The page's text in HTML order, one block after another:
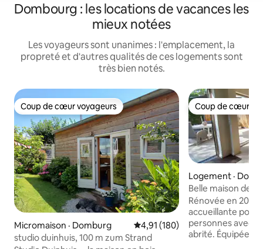
Dombourg : les locations de vacances les
mieux notées
Les voyageurs sont unanimes : l'emplacement, la
propreté et d'autres qualités de ces logements sont
très bien notés.
Coup de cœur voyageurs
Coup de cœur voyageurs
Micromaison · Domburg Note moyenne de 4,91 sur 5,
4,91 (180)
studio duinhuis, 100 m zum Strand
Coup de cœur
Coup de cœur
Logement ·
Belle maison de
vélos, près de la
Rénovée en
accueillante
personnes avec
abrité. Équipée